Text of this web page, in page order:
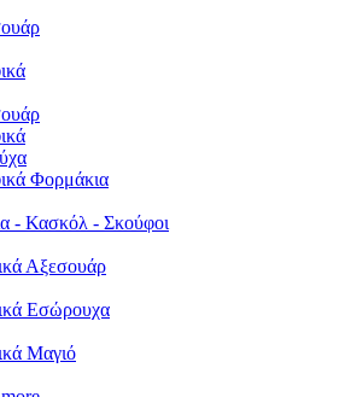
Φορμάκια
- Κασκόλ - Σκούφοι
Αξεσουάρ
Εσώρουχα
Μαγιό